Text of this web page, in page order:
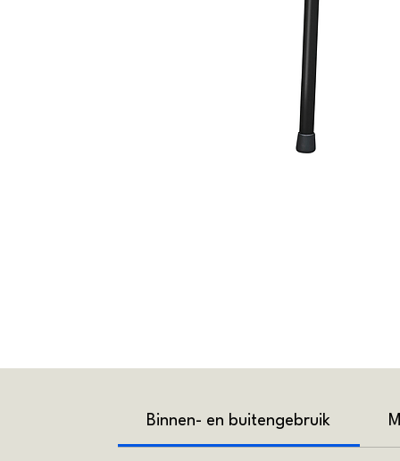
Binnen- en buitengebruik